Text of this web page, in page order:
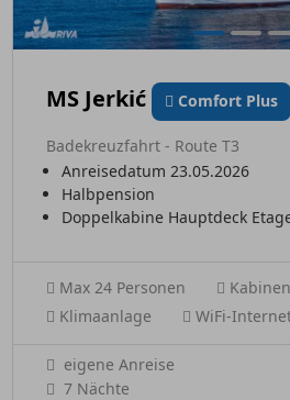
MS Jerkić Comfort Plus
Badekreuzfahrt - Route T3
Anreisedatum 23.05.2026
Halbpension
Doppelkabine Hauptdeck
Max 24 Personen
Klimaanlage
WiFi-
eigene Anreise
7 Nächte